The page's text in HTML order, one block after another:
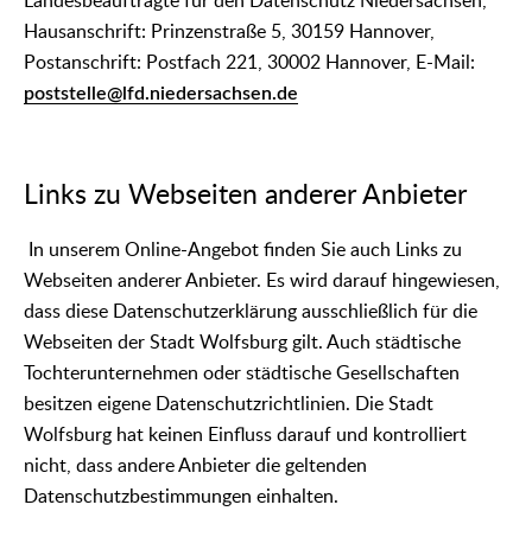
Hausanschrift: Prinzenstraße 5, 30159 Hannover,
Postanschrift: Postfach 221, 30002 Hannover, E-Mail:
poststelle@lfd.niedersachsen.de
Links zu Webseiten anderer Anbieter
In unserem Online-Angebot finden Sie auch Links zu
Webseiten anderer Anbieter. Es wird darauf hingewiesen,
dass diese Datenschutzerklärung ausschließlich für die
Webseiten der Stadt Wolfsburg gilt. Auch städtische
Tochterunternehmen oder städtische Gesellschaften
besitzen eigene Datenschutzrichtlinien. Die Stadt
Wolfsburg hat keinen Einfluss darauf und kontrolliert
nicht, dass andere Anbieter die geltenden
Datenschutzbestimmungen einhalten.